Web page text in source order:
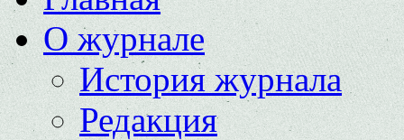
О журнале
История журнала
Редакция